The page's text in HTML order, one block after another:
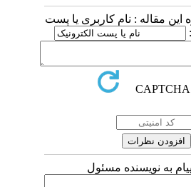
این مقاله : نام کاربری یا پست
به نویسنده مسئول